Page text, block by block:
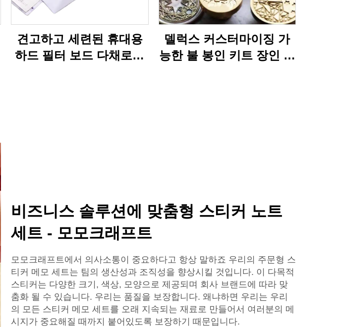
견고하고 세련된 휴대용
하드 필터 보드 다채로운
델럭스 커스터마이징 가
능한 불 봉인 키트 장인 문
비즈니스 솔루션에 맞춤형 스티커 노트
세트 - 모모크래프트
모모크래프트에서 의사소통이 중요하다고 항상 말하죠 우리의 주문형 스
티커 메모 세트는 팀의 생산성과 조직성을 향상시킬 것입니다. 이 다목적
스티커는 다양한 크기, 색상, 모양으로 제공되며 회사 브랜드에 따라 맞
춤화 될 수 있습니다. 우리는 품질을 보장합니다. 왜냐하면 우리는 우리
의 모든 스티커 메모 세트를 오래 지속되는 재료로 만들어서 여러분의 메
시지가 중요해질 때까지 붙어있도록 보장하기 때문입니다.